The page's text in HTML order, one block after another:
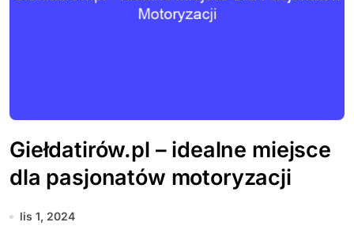
Giełdatirów.pl – idealne miejsce
dla pasjonatów motoryzacji
lis 1, 2024